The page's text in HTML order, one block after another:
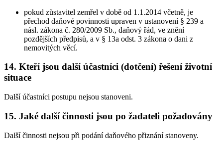
pokud zůstavitel zemřel v době od 1.1.2014 včetně, je
přechod daňové povinnosti upraven v ustanovení § 239 a
násl. zákona č. 280/2009 Sb., daňový řád, ve znění
pozdějších předpisů, a v § 13a odst. 3 zákona o dani z
nemovitých věcí.
14. Kteří jsou další účastníci (dotčení) řešení životní
situace
Další účastníci postupu nejsou stanoveni.
15. Jaké další činnosti jsou po žadateli požadovány
Další činnosti nejsou při podání daňového přiznání stanoveny.